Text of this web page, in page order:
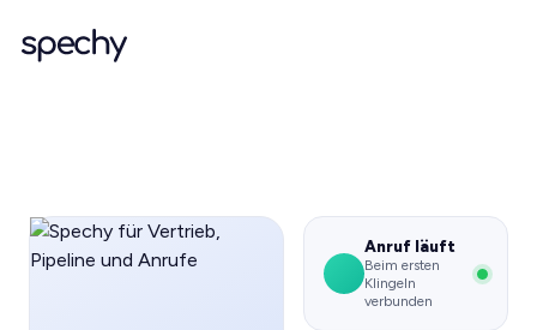
Anruf läuft
Beim ersten
Klingeln
verbunden